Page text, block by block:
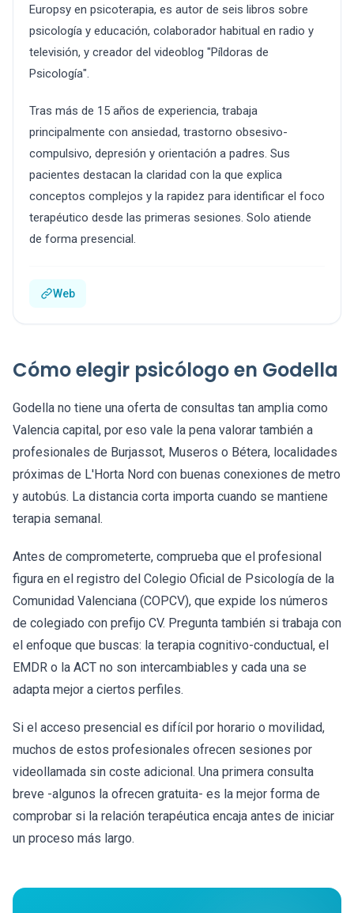
Europsy en psicoterapia, es autor de seis libros sobre
psicología y educación, colaborador habitual en radio y
televisión, y creador del videoblog "Píldoras de
Psicología".
Tras más de 15 años de experiencia, trabaja
principalmente con ansiedad, trastorno obsesivo-
compulsivo, depresión y orientación a padres. Sus
pacientes destacan la claridad con la que explica
conceptos complejos y la rapidez para identificar el foco
terapéutico desde las primeras sesiones. Solo atiende
de forma presencial.
Web
Cómo elegir psicólogo en Godella
Godella no tiene una oferta de consultas tan amplia como
Valencia capital, por eso vale la pena valorar también a
profesionales de Burjassot, Museros o Bétera, localidades
próximas de L'Horta Nord con buenas conexiones de metro
y autobús. La distancia corta importa cuando se mantiene
terapia semanal.
Antes de comprometerte, comprueba que el profesional
figura en el registro del Colegio Oficial de Psicología de la
Comunidad Valenciana (COPCV), que expide los números
de colegiado con prefijo CV. Pregunta también si trabaja con
el enfoque que buscas: la terapia cognitivo-conductual, el
EMDR o la ACT no son intercambiables y cada una se
adapta mejor a ciertos perfiles.
Si el acceso presencial es difícil por horario o movilidad,
muchos de estos profesionales ofrecen sesiones por
videollamada sin coste adicional. Una primera consulta
breve -algunos la ofrecen gratuita- es la mejor forma de
comprobar si la relación terapéutica encaja antes de iniciar
un proceso más largo.